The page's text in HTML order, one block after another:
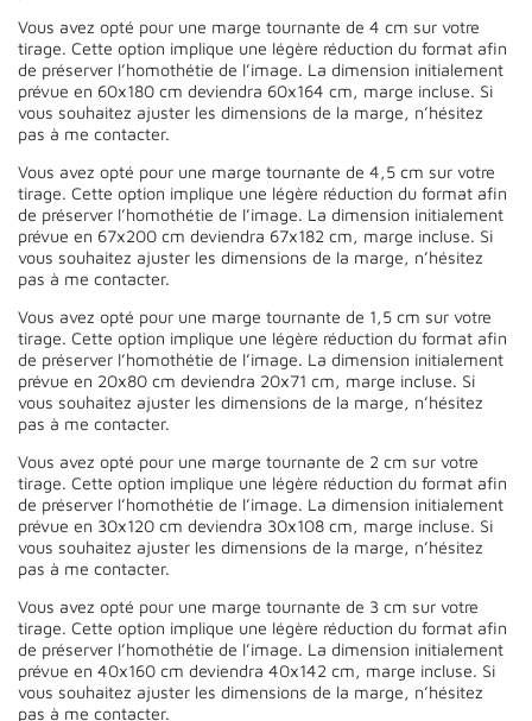
Vous avez opté pour une marge tournante de 4 cm sur votre
tirage. Cette option implique une légère réduction du format afin
de préserver l’homothétie de l’image. La dimension initialement
prévue en 60x180 cm deviendra 60x164 cm, marge incluse. Si
vous souhaitez ajuster les dimensions de la marge, n’hésitez
pas à me contacter.
Vous avez opté pour une marge tournante de 4,5 cm sur votre
tirage. Cette option implique une légère réduction du format afin
de préserver l’homothétie de l’image. La dimension initialement
prévue en 67x200 cm deviendra 67x182 cm, marge incluse. Si
vous souhaitez ajuster les dimensions de la marge, n’hésitez
pas à me contacter.
Vous avez opté pour une marge tournante de 1,5 cm sur votre
tirage. Cette option implique une légère réduction du format afin
de préserver l’homothétie de l’image. La dimension initialement
prévue en 20x80 cm deviendra 20x71 cm, marge incluse. Si
vous souhaitez ajuster les dimensions de la marge, n’hésitez
pas à me contacter.
Vous avez opté pour une marge tournante de 2 cm sur votre
tirage. Cette option implique une légère réduction du format afin
de préserver l’homothétie de l’image. La dimension initialement
prévue en 30x120 cm deviendra 30x108 cm, marge incluse. Si
vous souhaitez ajuster les dimensions de la marge, n’hésitez
pas à me contacter.
Vous avez opté pour une marge tournante de 3 cm sur votre
tirage. Cette option implique une légère réduction du format afin
de préserver l’homothétie de l’image. La dimension initialement
prévue en 40x160 cm deviendra 40x142 cm, marge incluse. Si
vous souhaitez ajuster les dimensions de la marge, n’hésitez
pas à me contacter.